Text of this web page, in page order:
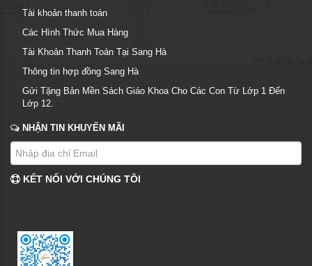
Tài khoản thanh toán
Các Hình Thức Mua Hàng
Tài Khoản Thanh Toán Tại Sang Hà
Thông tin hợp đồng Sang Hà
Gửi Tặng Bản Mền Sách Giáo Khoa Cho Các Con Từ Lớp 1 Đến
Lớp 12.
NHẬN TIN KHUYẾN MÃI
KẾT NỐI VỚI CHÚNG TÔI